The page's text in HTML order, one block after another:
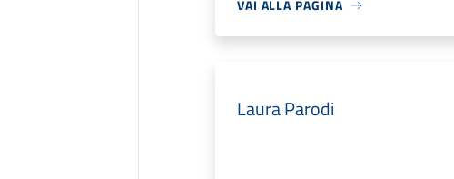
VAI ALLA PAGINA
Laura Parodi